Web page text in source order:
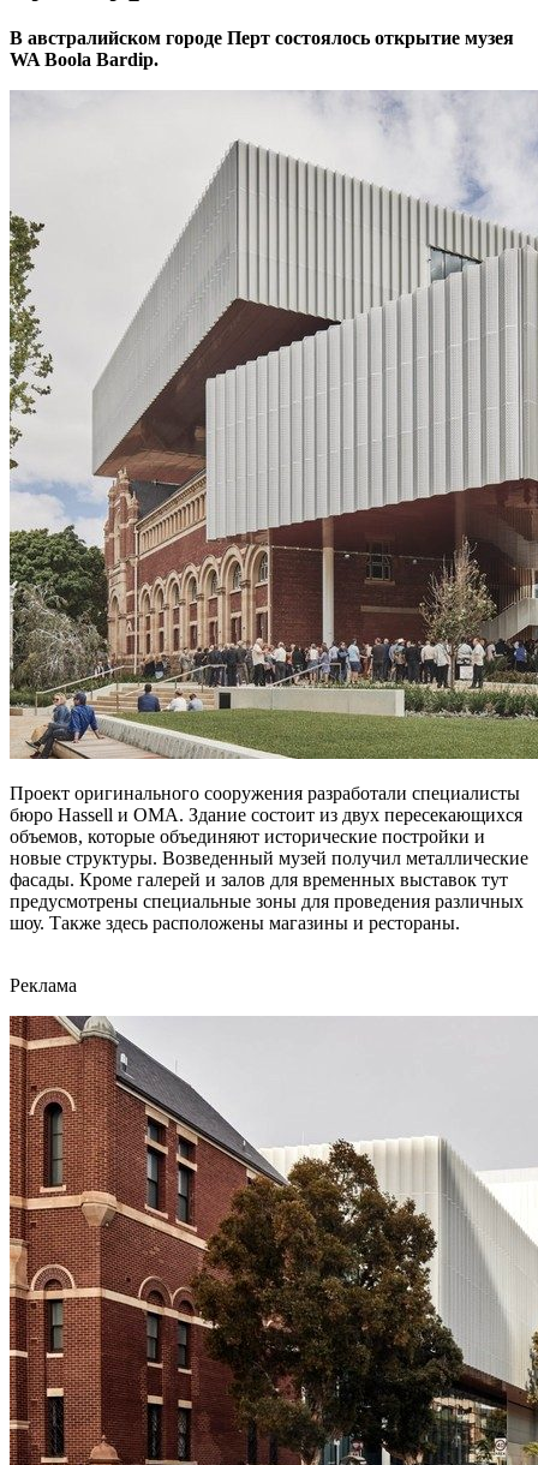
В австралийском городе Перт состоялось открытие музея
WA Boola Bardip.
Проект оригинального сооружения разработали специалисты
бюро Hassell и OMA. Здание состоит из двух пересекающихся
объемов, которые объединяют исторические постройки и
новые структуры. Возведенный музей получил металлические
фасады. Кроме галерей и залов для временных выставок тут
предусмотрены специальные зоны для проведения различных
шоу. Также здесь расположены магазины и рестораны.
Реклама